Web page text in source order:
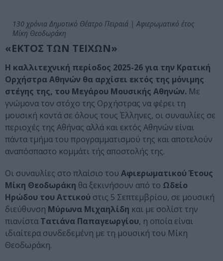
130 χρόνια Δημοτικό Θέατρο Πειραιά | Αφιερωματικό έτος
Μίκη Θεοδωράκη
«ΕΚΤΟΣ ΤΩΝ ΤΕΙΧΩΝ»
Η καλλιτεχνική περίοδος 2025-26 για την Κρατική
Ορχήστρα Αθηνών θα αρχίσει εκτός της μόνιμης
στέγης της, του Μεγάρου Μουσικής Αθηνών. Με
γνώμονα τον στόχο της Ορχήστρας να φέρει τη
μουσική κοντά σε όλους τους Έλληνες, οι συναυλίες σε
περιοχές της Αθήνας αλλά και εκτός Αθηνών είναι
πάντα τμήμα του προγραμματισμού της και αποτελούν
αναπόσπαστο κομμάτι τής αποστολής της.
Οι συναυλίες στο πλαίσιο του Αφιερωματικού Έτους
Μίκη Θεοδωράκη θα ξεκινήσουν από το Ωδείο
Ηρώδου του Αττικού στις 5 Σεπτεμβρίου, σε μουσική
διεύθυνση Μύρωνα Μιχαηλίδη και με σολίστ την
πιανίστα Τατιάνα Παπαγεωργίου, η οποία είναι
ιδιαίτερα συνδεδεμένη με τη μουσική του Μίκη
Θεοδωράκη.